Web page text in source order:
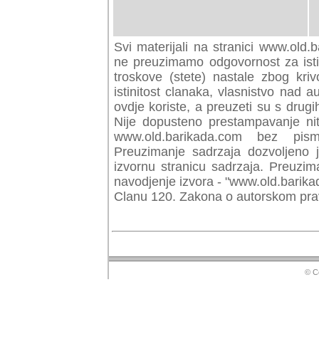
Svi materijali na stranici
preuzimamo odgovornost za
troskove (stete) nastale zbog
istinitost clanaka, vlasnistvo nad
ovdje koriste, a preuzeti su s
Nije dopusteno prestampavanje
www.old.barikada.com bez
Preuzimanje sadrzaja
izvornu stranicu sadrzaja.
navodjenje izvora -
Clanu 120. Zakona o autorskom
©